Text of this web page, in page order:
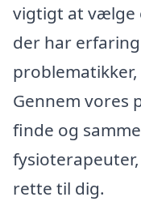
vigtigt at vælge
der har
Gennem vores
finde og
rette til dig.